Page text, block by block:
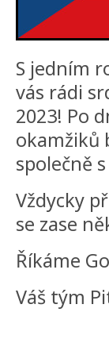
S jedním
vás rádi
2023! Po
okamžiků
společně
Vždycky
se zase
Říkáme
Váš tým